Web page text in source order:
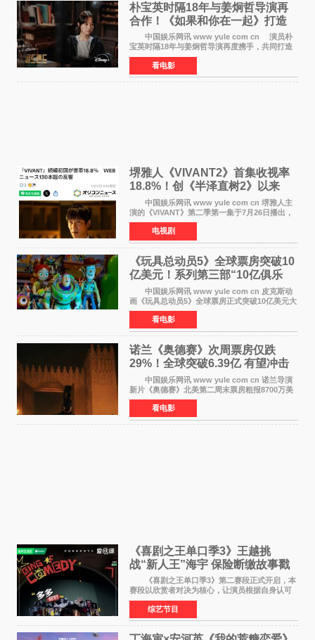
朴宝英时隔18年与姜炯哲导演再
合作！《如果和你在一起》打造
奇幻浪漫喜剧
中国娱乐网讯 www yule com cn 演员朴
宝英时隔18年与姜炯哲导演再度携手，共同打造
备受期待的浪漫喜剧新作《如果和你在一起》
（暂定名）。据OSEN报道，朴宝英将出演该片
女主角，自2008年《
看电影
堺雅人《VIVANT2》首集收视率
18.8%！创《半泽直树2》以来
TBS周日剧场最高开局
中国娱乐网讯 www yule com cn 堺雅人主
演的《VIVANT》第二季第一集于7月26日播出，
首集收视率高达18 8%，成为自2020年《半泽直
树2》首集22%以来，TBS周日剧场最高开播收视
纪录。 考虑到
电视剧
《玩具总动员5》全球票房突破10
亿美元！系列第三部“10亿俱乐
部”达成
中国娱乐网讯 www yule com cn 皮克斯动
画《玩具总动员5》全球票房正式突破10亿美元大
关。截至上周末，该片全球累计票房已达10 22亿
美元，其中北美市场贡献4 48亿美元，中国内地
票房达2 82
看电影
诺兰《奥德赛》次周票房仅跌
29%！全球突破6.39亿 有望冲击
13亿成诺兰最卖座电影
中国娱乐网讯 www yule com cn 诺兰导演
新片《奥德赛》北美第二周末票房粗报8700万美
元（周五至周日：2600万&rarr;3460万
&rarr;2640万），较首周1 24亿美元仅下跌29
6%，走势极为强劲，远超
看电影
《喜剧之王单口季3》王越挑
战“新人王”海宇 保险断缴故事戳
中生活痛点
《喜剧之王单口季3》第二赛段正式开启，本
赛段以欣赏者对决为核心，让演员根据自身认可
选择对手，在作品碰撞中完成一次喜剧创作者之
间的交流。这里有实力相当的正面对抗，也有老
朋友、老对手之
综艺节目